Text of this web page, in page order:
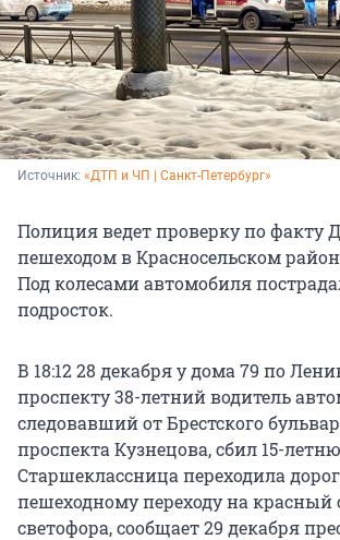
Источник: «ДТП и ЧП | Санкт-Петербург»
Полиция ведет проверку по факту
пешеходом в Красносельском
Под колесами автомобиля
подросток.
В 18:12 28 декабря у дома 79 по
проспекту 38-летний водитель
следовавший от Брестского
проспекта Кузнецова, сбил 15-
Старшеклассница переходила
пешеходному переходу на красный
светофора, сообщает 29 декабря